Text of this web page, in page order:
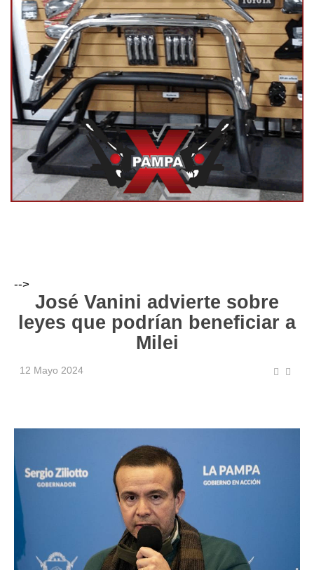
-->
José Vanini advierte sobre
leyes que podrían beneficiar a
Milei
12 Mayo 2024